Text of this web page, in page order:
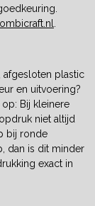
afgesloten plastic
en uitvoering?
Bij kleinere
niet altijd
bij ronde
dan is dit minder
exact in